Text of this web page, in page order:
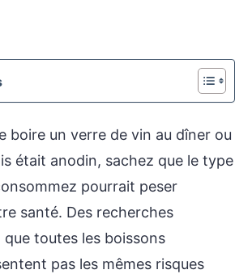
boire un verre de vin au dîner ou
était anodin, sachez que le type
pourrait peser
santé. Des recherches
toutes les boissons
pas les mêmes risques